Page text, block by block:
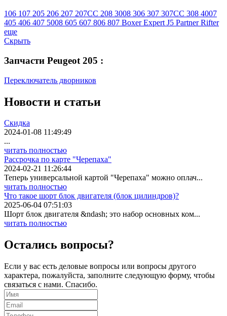
106 107 205 206 207 207CC 208 3008 306 307 307CC 308 4007
405 406 407 5008 605 607 806 807 BoxerExpert J5 PartnerRifter
еще
Скрыть
Запчасти Peugeot 205 :
Переключатель дворников
Новости и статьи
Скидка
2024-01-08 11:49:49
...
читать полностью
Рассрочка по карте "Черепаха"
2024-02-21 11:26:44
Теперь универсальной картой "Черепаха" можно оплач...
читать полностью
Что такое шорт блок двигателя (блок цилиндров)?
2025-06-04 07:51:03
Шорт блок двигателя &ndash; это набор основных ком...
читать полностью
Остались вопросы?
Если у вас есть деловые вопросы или вопросы другого
характера, пожалуйста, заполните следующую форму, чтобы
связаться с нами. Спасибо.